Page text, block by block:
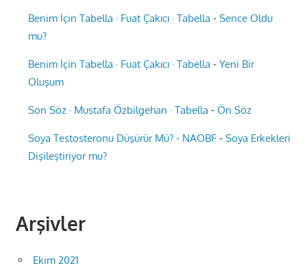
Benim İçin Tabella · Fuat Çakıcı · Tabella -Sence Oldu
mu?
Benim İçin Tabella · Fuat Çakıcı · Tabella -Yeni Bir
Oluşum
Son Söz · Mustafa Özbilgehan · Tabella -Ön Söz
Soya Testosteronu Düşürür Mü? - NAOBF -Soya Erkekleri
Dişileştiriyor mu?
Arşivler
Ekim 2021